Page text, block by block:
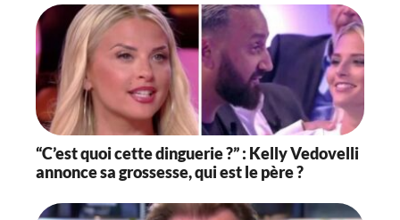
“C’est quoi cette dinguerie ?” : Kelly Vedovelli
annonce sa grossesse, qui est le père ?